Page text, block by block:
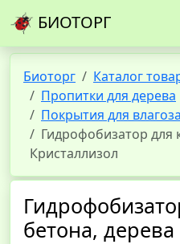
БИОТОРГ
Биоторг
Каталог
Пропитки для дерева
Покрытия для
Гидрофобизатор для
Кристаллизол
бетона,